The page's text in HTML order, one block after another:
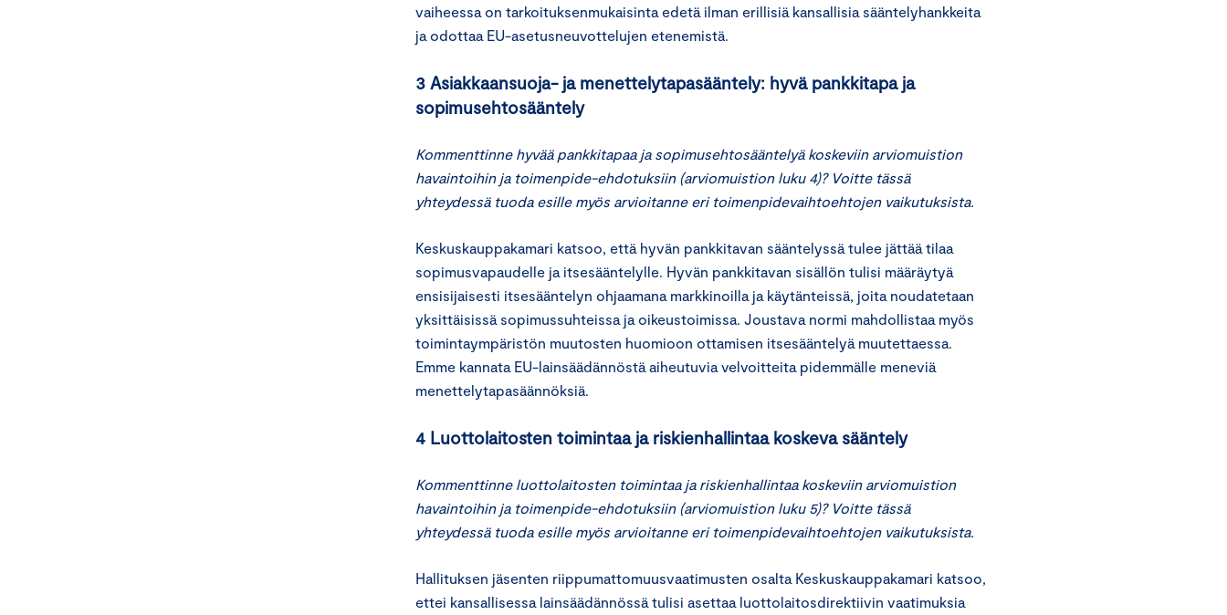
vaiheessa on tarkoituksenmukaisinta edetä ilman erillisiä kansallisia sääntelyhankkeita
ja odottaa EU-asetusneuvottelujen etenemistä.
3 Asiakkaansuoja- ja menettelytapasääntely: hyvä pankkitapa ja
sopimusehtosääntely
Kommenttinne hyvää pankkitapaa ja sopimusehtosääntelyä koskeviin arviomuistion
havaintoihin ja toimenpide-ehdotuksiin (arviomuistion luku 4)? Voitte tässä
yhteydessä tuoda esille myös arvioitanne eri toimenpidevaihtoehtojen vaikutuksista.
Keskuskauppakamari katsoo, että hyvän pankkitavan sääntelyssä tulee jättää tilaa
sopimusvapaudelle ja itsesääntelylle. Hyvän pankkitavan sisällön tulisi määräytyä
ensisijaisesti itsesääntelyn ohjaamana markkinoilla ja käytänteissä, joita noudatetaan
yksittäisissä sopimussuhteissa ja oikeustoimissa. Joustava normi mahdollistaa myös
toimintaympäristön muutosten huomioon ottamisen itsesääntelyä muutettaessa.
Emme kannata EU-lainsäädännöstä aiheutuvia velvoitteita pidemmälle meneviä
menettelytapasäännöksiä.
4 Luottolaitosten toimintaa ja riskienhallintaa koskeva sääntely
Kommenttinne luottolaitosten toimintaa ja riskienhallintaa koskeviin arviomuistion
havaintoihin ja toimenpide-ehdotuksiin (arviomuistion luku 5)? Voitte tässä
yhteydessä tuoda esille myös arvioitanne eri toimenpidevaihtoehtojen vaikutuksista.
Hallituksen jäsenten riippumattomuusvaatimusten osalta Keskuskauppakamari katsoo,
ettei kansallisessa lainsäädännössä tulisi asettaa luottolaitosdirektiivin vaatimuksia